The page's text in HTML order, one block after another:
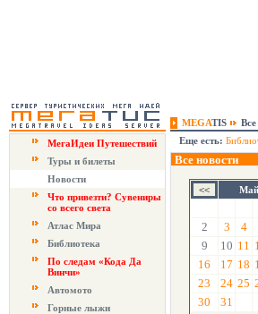
MEGATIS
Все
МегаИдеи Путешествий
Туры и билеты
Новости
Что привезти? Сувениры
со всего света
Атлас Мира
Библиотека
По следам «Кода Да
Винчи»
Автомото
Горные лыжи
Еще есть:
Все новости
2
3 4
9
10 11
16
17 18
23
24 25
30
31